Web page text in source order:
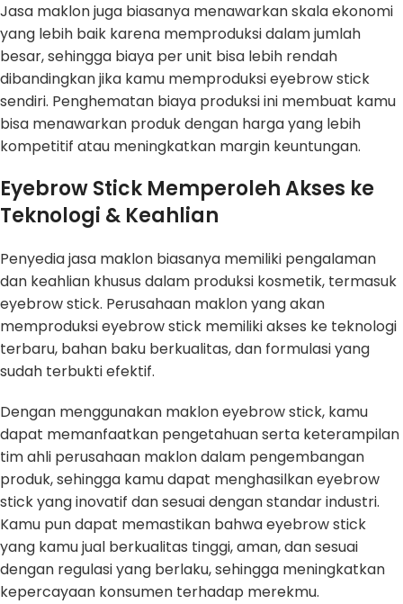
Jasa maklon juga biasanya menawarkan skala ekonomi
yang lebih baik karena memproduksi dalam jumlah
besar, sehingga biaya per unit bisa lebih rendah
dibandingkan jika kamu memproduksi eyebrow stick
sendiri. Penghematan biaya produksi ini membuat kamu
bisa menawarkan produk dengan harga yang lebih
kompetitif atau meningkatkan margin keuntungan.
Eyebrow Stick Memperoleh Akses ke
Teknologi & Keahlian
Penyedia jasa maklon biasanya memiliki pengalaman
dan keahlian khusus dalam produksi kosmetik, termasuk
eyebrow stick. Perusahaan maklon yang akan
memproduksi eyebrow stick memiliki akses ke teknologi
terbaru, bahan baku berkualitas, dan formulasi yang
sudah terbukti efektif.
Dengan menggunakan maklon eyebrow stick, kamu
dapat memanfaatkan pengetahuan serta keterampilan
tim ahli perusahaan maklon dalam pengembangan
produk, sehingga kamu dapat menghasilkan eyebrow
stick yang inovatif dan sesuai dengan standar industri.
Kamu pun dapat memastikan bahwa eyebrow stick
yang kamu jual berkualitas tinggi, aman, dan sesuai
dengan regulasi yang berlaku, sehingga meningkatkan
kepercayaan konsumen terhadap merekmu.